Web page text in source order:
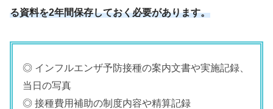
る資料を2年間保存しておく必要があります。
◎ インフルエンザ予防接種の案内文書や実施記録、
当日の写真
◎ 接種費用補助の制度内容や精算記録